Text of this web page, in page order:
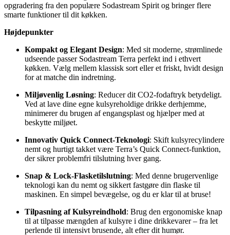
opgradering fra den populære Sodastream Spirit og bringer flere
smarte funktioner til dit køkken.
Højdepunkter
Kompakt og Elegant Design: Med sit moderne, strømlinede
udseende passer Sodastream Terra perfekt ind i ethvert
køkken. Vælg mellem klassisk sort eller et friskt, hvidt design
for at matche din indretning.
Miljøvenlig Løsning: Reducer dit CO2-fodaftryk betydeligt.
Ved at lave dine egne kulsyreholdige drikke derhjemme,
minimerer du brugen af engangsplast og hjælper med at
beskytte miljøet.
Innovativ Quick Connect-Teknologi: Skift kulsyrecylindere
nemt og hurtigt takket være Terra’s Quick Connect-funktion,
der sikrer problemfri tilslutning hver gang.
Snap & Lock-Flasketilslutning: Med denne brugervenlige
teknologi kan du nemt og sikkert fastgøre din flaske til
maskinen. En simpel bevægelse, og du er klar til at bruse!
Tilpasning af Kulsyreindhold: Brug den ergonomiske knap
til at tilpasse mængden af kulsyre i dine drikkevarer – fra let
perlende til intensivt brusende, alt efter dit humør.